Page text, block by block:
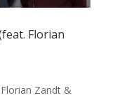
Florian
Zandt &